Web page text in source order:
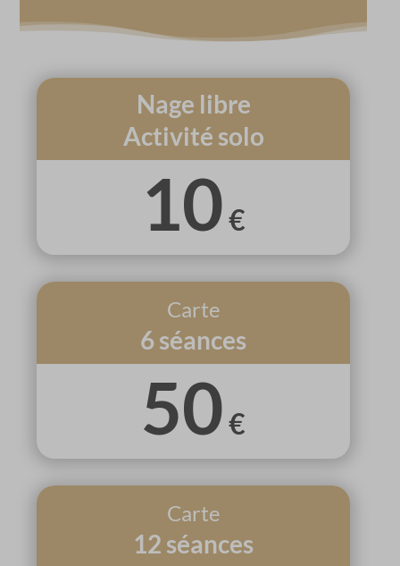
Nage libre
Activité solo
10€
Carte
6 séances
50€
Carte
12 séances